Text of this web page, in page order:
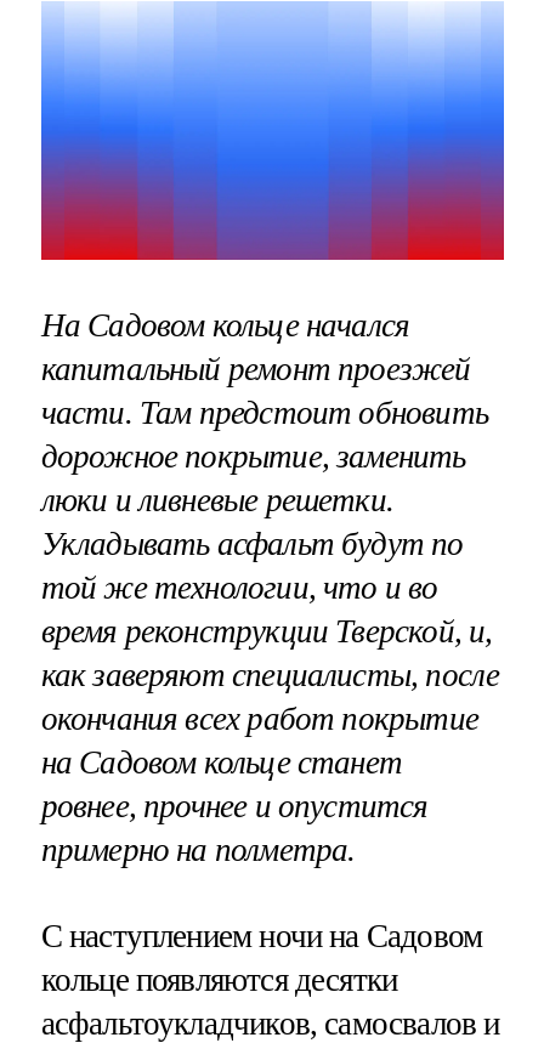
На Садовом кольце начался
капитальный ремонт проезжей
части. Там предстоит обновить
дорожное покрытие, заменить
люки и ливневые решетки.
Укладывать асфальт будут по
той же технологии, что и во
время реконструкции Тверской, и,
как заверяют специалисты, после
окончания всех работ покрытие
на Садовом кольце станет
ровнее, прочнее и опустится
примерно на полметра.
С наступлением ночи на Садовом
кольце появляются десятки
асфальтоукладчиков, самосвалов и